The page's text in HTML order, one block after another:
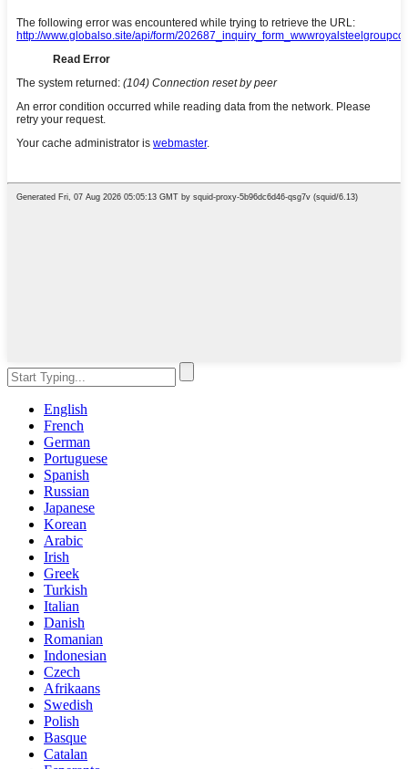
English
French
German
Portuguese
Spanish
Russian
Japanese
Korean
Arabic
Irish
Greek
Turkish
Italian
Danish
Romanian
Indonesian
Czech
Afrikaans
Swedish
Polish
Basque
Catalan